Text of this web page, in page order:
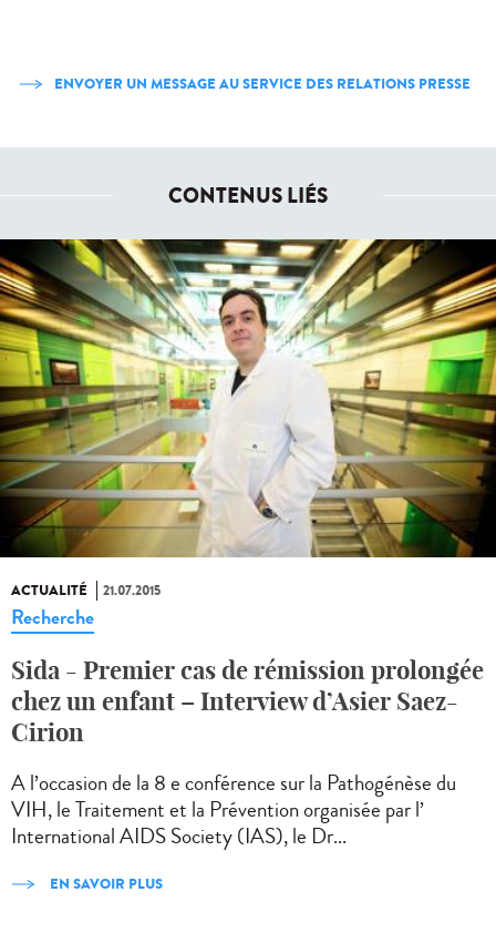
ENVOYER UN MESSAGE AU SERVICE DES RELATIONS PRESSE
CONTENUS LIÉS
ACTUALITÉ 21.07.2015
Recherche
Sida - Premier cas de rémission prolongée
chez un enfant – Interview d’Asier Saez-
Cirion
A l’occasion de la 8 e conférence sur la Pathogénèse du
VIH, le Traitement et la Prévention organisée par l’
International AIDS Society (IAS), le Dr...
EN SAVOIR PLUS